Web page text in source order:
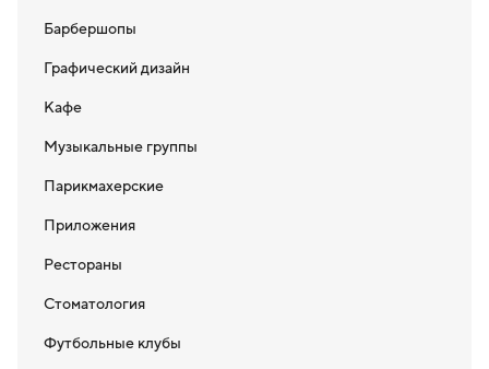
Барбершопы
Графический дизайн
Кафе
Музыкальные группы
Парикмахерские
Приложения
Рестораны
Стоматология
Футбольные клубы